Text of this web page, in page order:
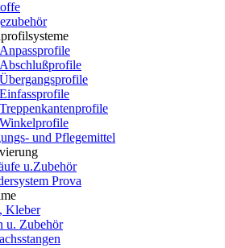
Anpassprofile
Abschlußprofile
Übergangsprofile
Einfassprofile
Treppenkantenprofile
Winkelprofile
und Pflegemittel
u.Zubehör
Prova
Kleber
u. Zubehör